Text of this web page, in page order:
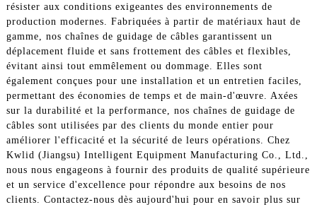
résister aux conditions exigeantes des environnements de
production modernes. Fabriquées à partir de matériaux haut de
gamme, nos chaînes de guidage de câbles garantissent un
déplacement fluide et sans frottement des câbles et flexibles,
évitant ainsi tout emmêlement ou dommage. Elles sont
également conçues pour une installation et un entretien faciles,
permettant des économies de temps et de main-d'œuvre. Axées
sur la durabilité et la performance, nos chaînes de guidage de
câbles sont utilisées par des clients du monde entier pour
améliorer l'efficacité et la sécurité de leurs opérations. Chez
Kwlid (Jiangsu) Intelligent Equipment Manufacturing Co., Ltd.,
nous nous engageons à fournir des produits de qualité supérieure
et un service d'excellence pour répondre aux besoins de nos
clients. Contactez-nous dès aujourd'hui pour en savoir plus sur